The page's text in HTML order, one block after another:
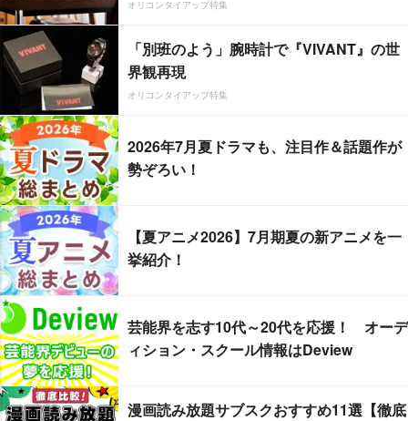
オリコンタイアップ特集
「別班のよう」腕時計で『VIVANT』の世
界観再現
オリコンタイアップ特集
2026年7月夏ドラマも、注目作＆話題作が
勢ぞろい！
【夏アニメ2026】7月期夏の新アニメを一
挙紹介！
芸能界を志す10代～20代を応援！ オーデ
ィション・スクール情報はDeview
漫画読み放題サブスクおすすめ11選【徹底